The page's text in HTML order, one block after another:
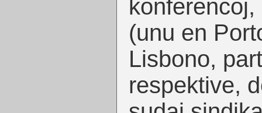
(unu en
Lisbono,
respektive,